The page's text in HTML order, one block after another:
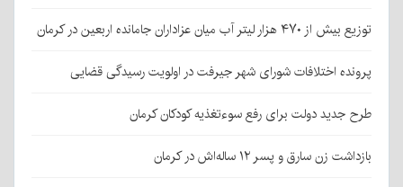
توزیع بیش از ۴۷۰ هزار لیتر آب میان عزاداران جامانده اربعین در کرمان
پرونده اختلافات شورای شهر جیرفت در اولویت رسیدگی قضایی
طرح جدید دولت برای رفع سوءتغذیه کودکان کرمان
بازداشت زن سارق و پسر ۱۲ ساله‌اش در کرمان